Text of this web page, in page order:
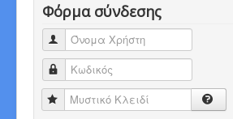
Φόρμα σύνδεσης
Όνομα Χρήστη
Κωδικός
Μυστικό Κλειδί